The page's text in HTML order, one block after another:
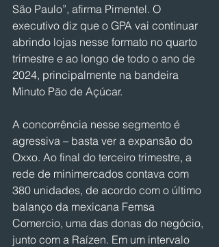
São Paulo”, afirma Pimentel. O
executivo diz que o GPA vai continuar
abrindo lojas nesse formato no quarto
trimestre e ao longo de todo o ano de
2024, principalmente na bandeira
Minuto Pão de Açúcar.
A concorrência nesse segmento é
agressiva – basta ver a expansão do
Oxxo. Ao final do terceiro trimestre, a
rede de minimercados contava com
380 unidades, de acordo com o último
balanço da mexicana Femsa
Comercio, uma das donas do negócio,
junto com a Raízen. Em um intervalo